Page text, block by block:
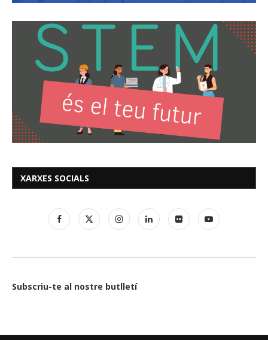
XARXES SOCIALS
Subscriu-te al nostre butlletí